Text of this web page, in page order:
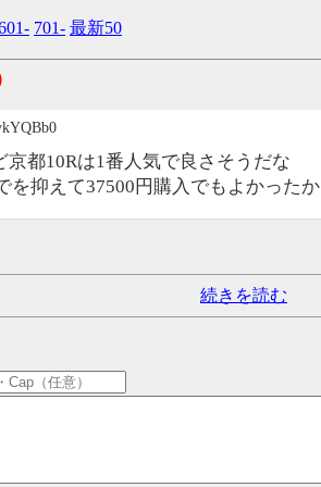
701- 最新50
都10Rは1番人気で良さそうだな
を抑えて37500円購入でもよかったか
続きを読む